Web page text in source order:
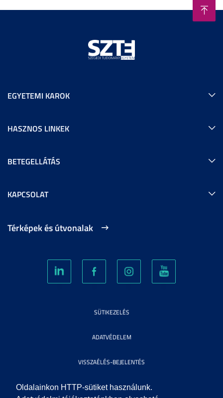
Oldalainkon HTTP-sütiket használunk.
EGYETEMI KAROK
HASZNOS LINKEK
BETEGELLÁTÁS
KAPCSOLAT
Térképek és útvonalak
SÜTIKEZELÉS
ADATVÉDELEM
VISSZAÉLÉS-BEJELENTÉS
KÖZÉRDEKŰ ADATOK